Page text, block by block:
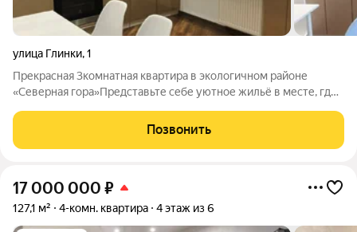
улица Глинки,1
Прекрасная 3комнатная квартира в экологичном районе
«Северная гора»Представьте себе уютное жильё в месте, где
природная благодать. Именно таким является предложение
просторная квартира в тихом,
Позвонить
17 000 000 ₽
127,1 м² 4-комн. квартира 4 этаж из 6